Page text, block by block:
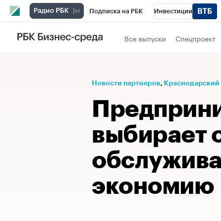
Подписка на РБК Инвестиции
Телеканал
Спецпроекты
Рынок наличной валюты
Все выпуски Спецпроект
Новости партнеров⁠, Краснодарский
выбирает
экономию